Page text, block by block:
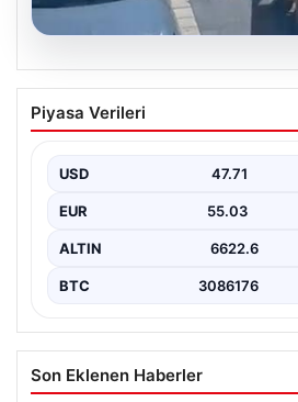
05.08.2026
Yalova’da Şaşırtan
Önüne Park Etmek
Yalova'da yaşanan sıra dışı bir
Piyasa Verileri
USD 47.71
EUR 55.03
ALTIN 6622.6
BTC 3086176
Son Eklenen Haberler